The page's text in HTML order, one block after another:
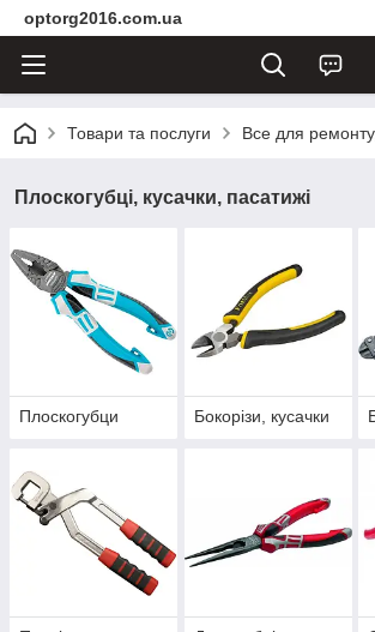
optorg2016.com.ua
Товари та послуги Все для
Плоскогубці, кусачки, пасатижі
Плоскогубци Бокорізи, кусачки